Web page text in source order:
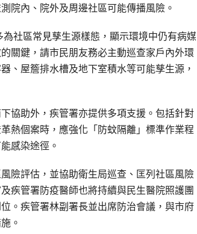
院內、院外及周邊社區可能傳播風險。
社區常見孳生源樣態，顯示環境中仍有病媒
關鍵，請市民朋友務必主動巡查家戶內外環
、屋簷排水槽及地下室積水等可能孳生源，
協助外，疾管署亦提供多項支援。包括針對
熱個案時，應強化「防蚊隔離」標準作業程
感染途徑。
險評估，並協助衛生局巡查、匡列社區風險
疾管署防疫醫師也將持續與民生醫院照護團
。疾管署林副署長並出席防治會議，與市府
。